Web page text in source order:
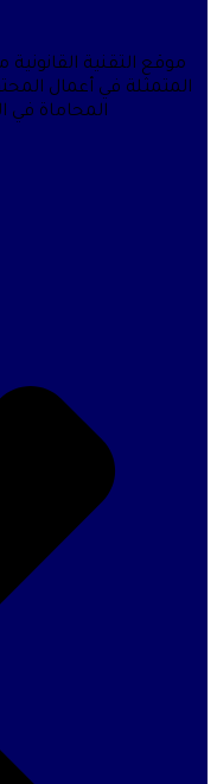
القانونية متخصص في
أعمال المحتوى القانوني
المحاماة في المملكة